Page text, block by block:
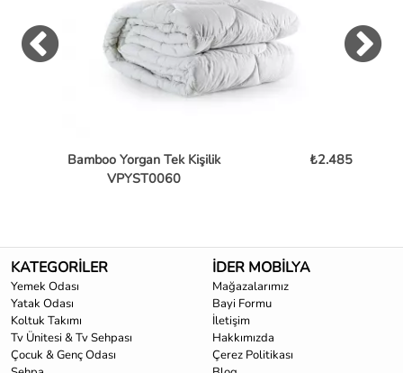
Bamboo Yorgan Tek Kişilik
VPYST0060
₺2.485
KATEGORİLER
Yemek Odası
Yatak Odası
Koltuk Takımı
Tv Ünitesi & Tv Sehpası
Çocuk & Genç Odası
İDER MOBİLYA
Mağazalarımız
Bayi Formu
İletişim
Hakkımızda
Çerez Politikası